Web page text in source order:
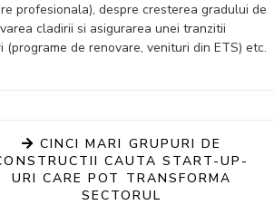
profesionala), despre cresterea gradului de
cladirii si asigurarea unei tranzitii
de renovare, venituri din ETS) etc.
CINCI MARI GRUPURI DE
CAUTA START-UP-
URI CARE POT TRANSFORMA
SECTORUL